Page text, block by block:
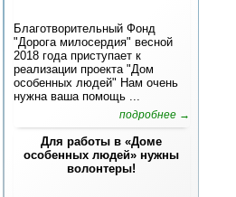
Благотворительный Фонд
"Дорога милосердия" весной
2018 года приступает к
реализации проекта "Дом
особенных людей" Нам очень
нужна ваша помощь ...
подробнее →
Для работы в «Доме
особенных людей» нужны
волонтеры!